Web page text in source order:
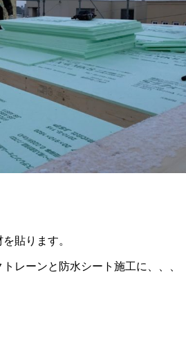
貼ります。
レーンと防水シート施工に、、、